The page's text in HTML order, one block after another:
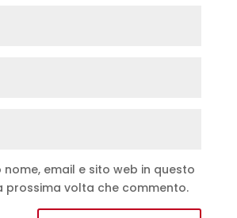
nome, email e sito web in questo
prossima volta che commento.